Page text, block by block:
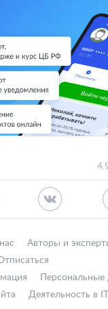
Авторы и
Деятельность в IT